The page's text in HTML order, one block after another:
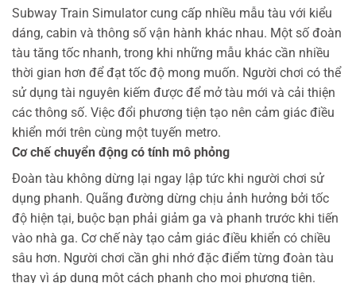
Subway Train Simulator cung cấp nhiều mẫu tàu với kiểu
dáng, cabin và thông số vận hành khác nhau. Một số đoàn
tàu tăng tốc nhanh, trong khi những mẫu khác cần nhiều
thời gian hơn để đạt tốc độ mong muốn. Người chơi có thể
sử dụng tài nguyên kiếm được để mở tàu mới và cải thiện
các thông số. Việc đổi phương tiện tạo nên cảm giác điều
khiển mới trên cùng một tuyến metro.
Cơ chế chuyển động có tính mô phỏng
Đoàn tàu không dừng lại ngay lập tức khi người chơi sử
dụng phanh. Quãng đường dừng chịu ảnh hưởng bởi tốc
độ hiện tại, buộc bạn phải giảm ga và phanh trước khi tiến
vào nhà ga. Cơ chế này tạo cảm giác điều khiển có chiều
sâu hơn. Người chơi cần ghi nhớ đặc điểm từng đoàn tàu
thay vì áp dụng một cách phanh cho mọi phương tiện.